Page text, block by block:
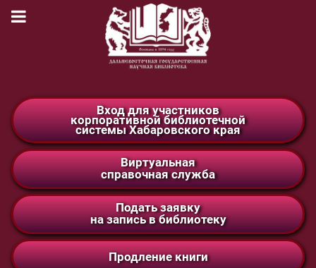
Вход для участников
корпоративной библиотечной
системы Хабаровского края
Виртуальная
справочная служба
Подать заявку
на запись в библиотеку
Продление книги